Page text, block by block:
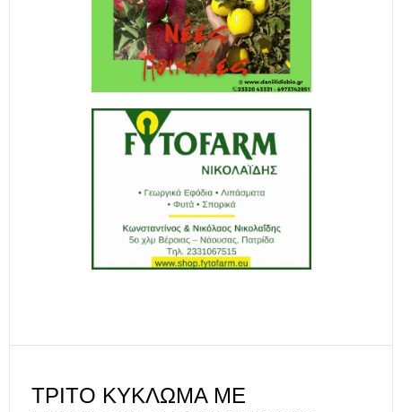
ΤΡΊΤΟ ΚΎΚΛΩΜΑ ΜΕ